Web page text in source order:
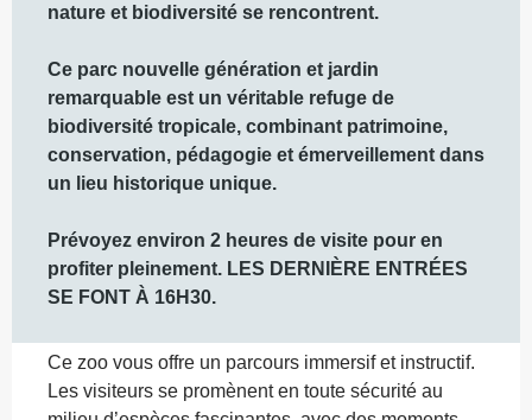
nature et biodiversité se rencontrent.
Ce parc nouvelle génération et jardin
remarquable est un véritable refuge de
biodiversité tropicale, combinant patrimoine,
conservation, pédagogie et émerveillement dans
un lieu historique unique.
Prévoyez environ 2 heures de visite pour en
profiter pleinement. LES DERNIÈRE ENTRÉES
SE FONT À 16H30.
Ce zoo vous offre un parcours immersif et instructif.
Les visiteurs se promènent en toute sécurité au